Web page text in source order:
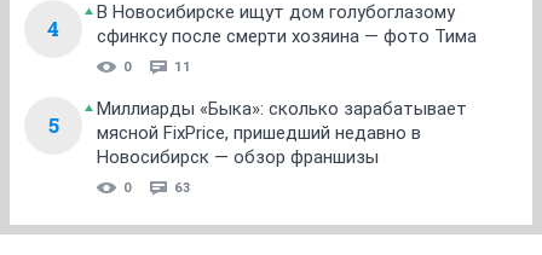
4
В Новосибирске ищут дом голубоглазому
сфинксу после смерти хозяина — фото Тима
0 11
5
Миллиарды «Быка»: сколько зарабатывает
мясной FixPrice, пришедший недавно в
Новосибирск — обзор франшизы
0 63